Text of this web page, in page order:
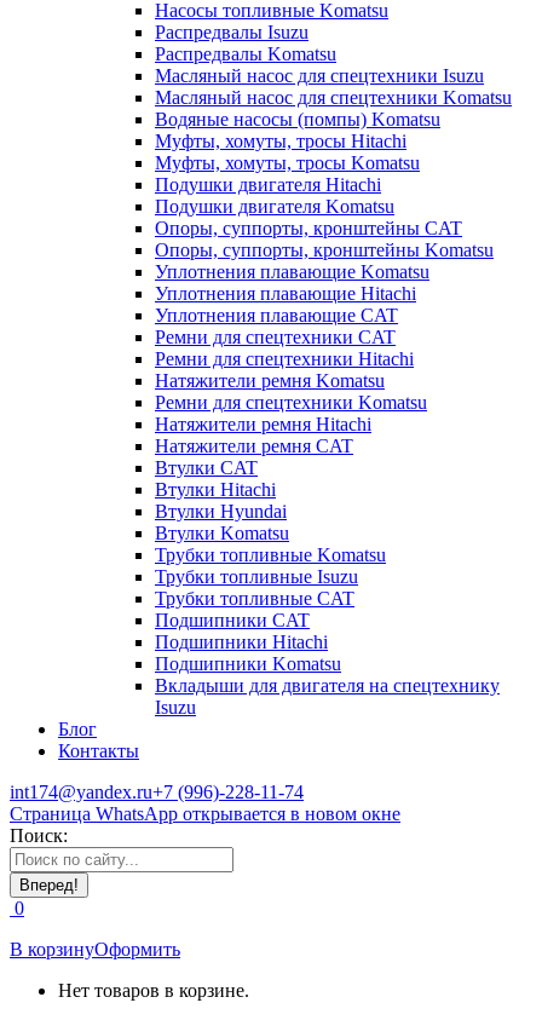
Насосы топливные Komatsu
Распредвалы Isuzu
Распредвалы Komatsu
Масляный насос для спецтехники Isuzu
Масляный насос для спецтехники Komatsu
Водяные насосы (помпы) Komatsu
Муфты, хомуты, тросы Hitachi
Муфты, хомуты, тросы Komatsu
Подушки двигателя Hitachi
Подушки двигателя Komatsu
Опоры, суппорты, кронштейны CAT
Опоры, суппорты, кронштейны Komatsu
Уплотнения плавающие Komatsu
Уплотнения плавающие Hitachi
Уплотнения плавающие CAT
Ремни для спецтехники CAT
Ремни для спецтехники Hitachi
Натяжители ремня Komatsu
Ремни для спецтехники Komatsu
Натяжители ремня Hitachi
Натяжители ремня CAT
Втулки CAT
Втулки Hitachi
Втулки Hyundai
Втулки Komatsu
Трубки топливные Komatsu
Трубки топливные Isuzu
Трубки топливные CAT
Подшипники CAT
Подшипники Hitachi
Подшипники Komatsu
Вкладыши для двигателя на спецтехнику
Isuzu
Блог
Контакты
int174@yandex.ru+7 (996)-228-11-74
Страница WhatsApp открывается в новом окне
Поиск:
0
В корзинуОформить
Нет товаров в корзине.